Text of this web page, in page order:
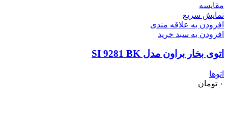
مقايسه
نمایش سریع
افزودن به علاقه مندی
افزودن به سبد خرید
اتوی بخار براون مدل SI 9281 BK
اتوها
۰ تومان